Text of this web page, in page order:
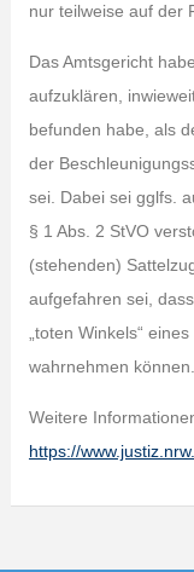
nur teilweise auf der
Das Amtsgericht
aufzuklären,
befunden habe, als
der
sei. Dabei sei gglfs.
§ 1 Abs. 2 StVO
(stehenden)
aufgefahren sei,
„toten Winkels“
wahrnehmen können.
Weitere
https://